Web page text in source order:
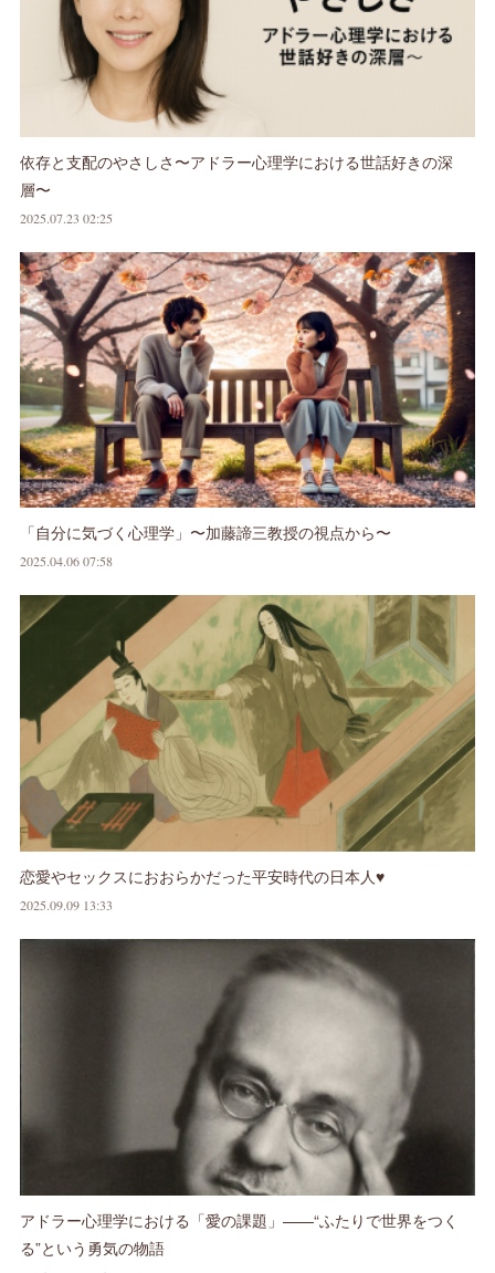
依存と支配のやさしさ〜アドラー心理学における世話好きの深
層〜
2025.07.23 02:25
「自分に気づく心理学」〜加藤諦三教授の視点から〜
2025.04.06 07:58
恋愛やセックスにおおらかだった平安時代の日本人♥
2025.09.09 13:33
アドラー心理学における「愛の課題」——“ふたりで世界をつく
る”という勇気の物語